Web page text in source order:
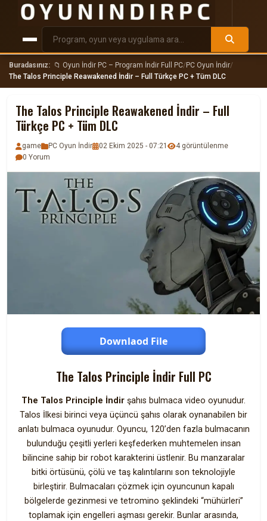
Buradasınız: 📁 Oyun İndir PC – Program İndir Full PC/PC Oyun İndir/
The Talos Principle Reawakened İndir – Full Türkçe PC + Tüm DLC
The Talos Principle Reawakened İndir – Full
Türkçe PC + Tüm DLC
game PC Oyun İndir 02 Ekim 2025 - 07:21
4 görüntülenme
0 Yorum
Downlaod File
The Talos Principle İndir Full PC
The Talos Principle İndir şahıs bulmaca video oyunudur.
Talos İlkesi birinci veya üçüncü şahıs olarak oynanabilen bir
anlatı bulmaca oyunudur. Oyuncu, 120’den fazla bulmacanın
bulunduğu çeşitli yerleri keşfederken muhtemelen insan
bilincine sahip bir robot karakterini üstlenir. Bu manzaralar
bitki örtüsünü, çölü ve taş kalıntılarını son teknolojiyle
birleştirir. Bulmacaları çözmek için oyuncunun kapalı
bölgelerde gezinmesi ve tetromino şeklindeki “mühürleri”
toplamak için engelleri aşması gerekir. Bunlar arasında,